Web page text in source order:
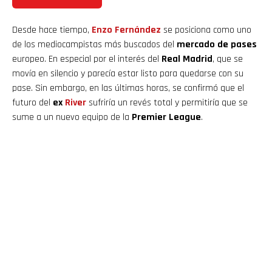
Desde hace tiempo, Enzo Fernández se posiciona como uno
de los mediocampistas más buscados del mercado de pases
europeo. En especial por el interés del Real Madrid, que se
movía en silencio y parecía estar listo para quedarse con su
pase. Sin embargo, en las últimas horas, se confirmó que el
futuro del ex Riversufriría un revés total y permitiría que se
sume a un nuevo equipo de la Premier League.